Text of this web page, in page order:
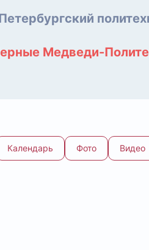
Медведи-
Календарь Фото Видео